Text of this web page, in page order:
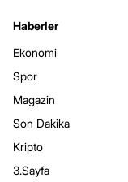
Haberler
Ekonomi
Spor
Magazin
Son Dakika
Kripto
3.Sayfa